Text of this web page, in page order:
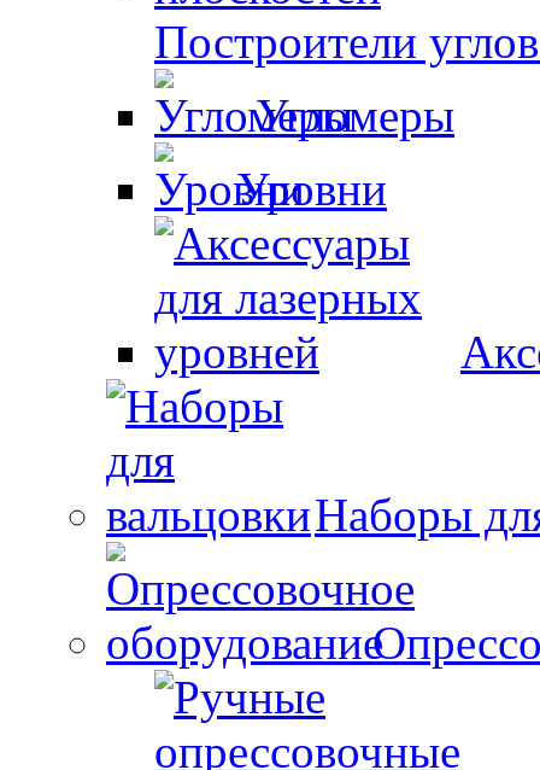
Построители
Угломеры
Уровни
Наборы